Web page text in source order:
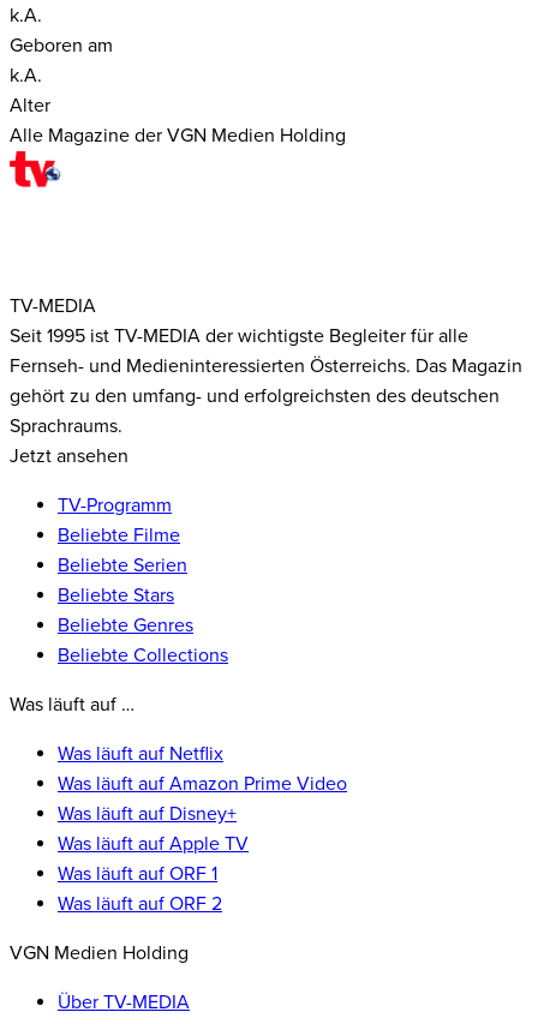
k.A.
Geboren am
k.A.
Alter
Alle Magazine der VGN Medien Holding
TV-MEDIA
Seit 1995 ist TV-MEDIA der wichtigste Begleiter für alle
Fernseh- und Medieninteressierten Österreichs. Das Magazin
gehört zu den umfang- und erfolgreichsten des deutschen
Sprachraums.
Jetzt ansehen
TV-Programm
Beliebte Filme
Beliebte Serien
Beliebte Stars
Beliebte Genres
Beliebte Collections
Was läuft auf …
Was läuft auf Netflix
Was läuft auf Amazon Prime Video
Was läuft auf Disney+
Was läuft auf Apple TV
Was läuft auf ORF 1
Was läuft auf ORF 2
VGN Medien Holding
Über TV-MEDIA